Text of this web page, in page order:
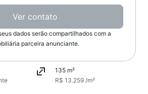
Ver contato
dados serão compartilhados com a
parceira anunciante.
135 m²
R$ 13.259 /m²